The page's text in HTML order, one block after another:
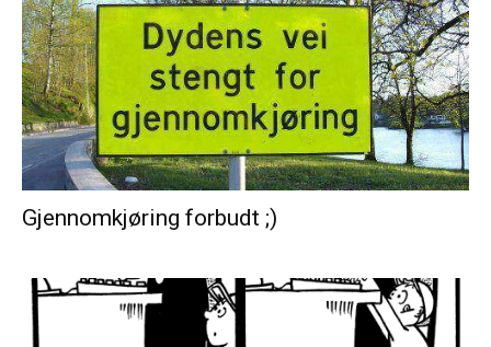
Gjennomkjøring forbudt ;)